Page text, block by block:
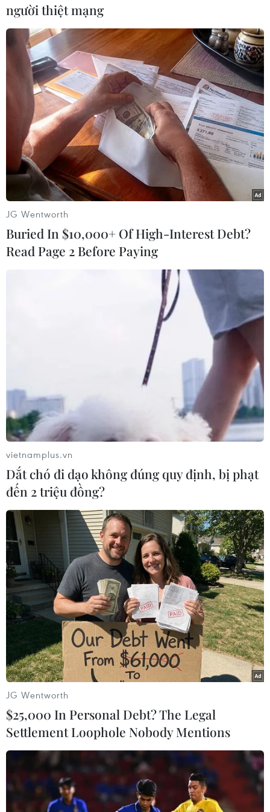
dân cư. Nguyên nhân, thiệt hại do vụ cháy gây
ra đang được điều tra làm rõ./.
(TTXVN/Vietnam+)
#CHáy nhà xưởng
#Xe cứu hỏa
#An toàn cháy nổ
#tin tức thời sự
#VietnamPlus #Vietnam
TIN LIÊN QUAN
Cháy kho chứa hàng gần khu vực
chợ Vinh, khói bốc đen kịt
09/12/2018 08:50
Chiều 9/12, vụ cháy lớn xảy ra tại dãy nhà kho chứa
người thiệt mạng
JG Wentworth
Buried In $10,000+ Of High-Interest Debt?
Read Page 2 Before Paying
vietnamplus.vn
Dắt chó đi dạo không đúng quy định, bị phạt
đến 2 triệu đồng?
JG Wentworth
$25,000 In Personal Debt? The Legal
Settlement Loophole Nobody Mentions